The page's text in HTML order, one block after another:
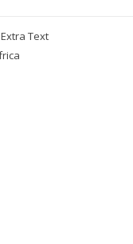
Extra Text